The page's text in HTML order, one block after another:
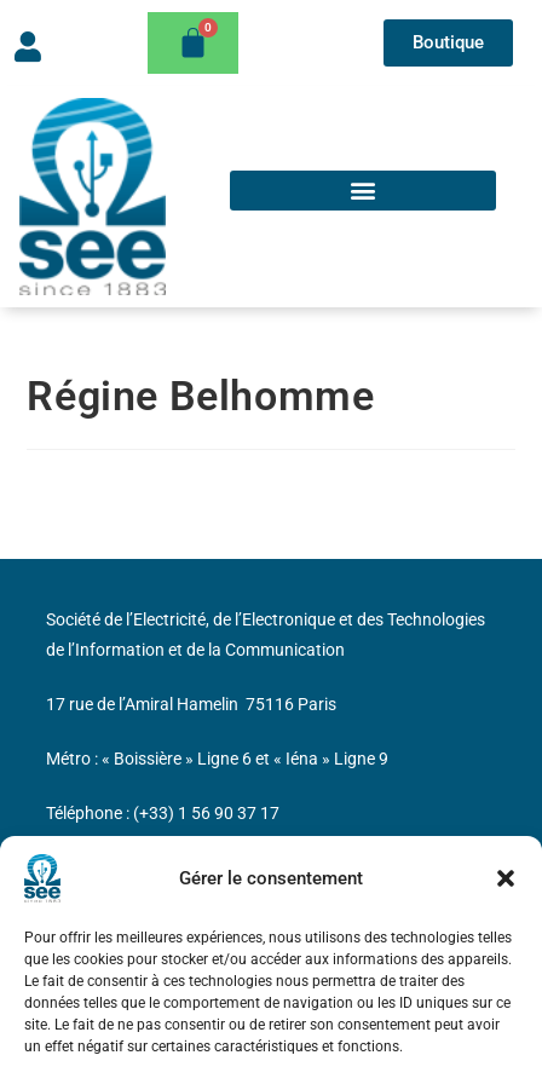
Gérer le consentement
Pour offrir les meilleures expériences, nous utilisons des technologies telles
que les cookies pour stocker et/ou accéder aux informations des appareils.
Le fait de consentir à ces technologies nous permettra de traiter des
données telles que le comportement de navigation ou les ID uniques sur ce
site. Le fait de ne pas consentir ou de retirer son consentement peut avoir
un effet négatif sur certaines caractéristiques et fonctions.
Boutique
Régine Belhomme
Bicentenaire des découvertes d’André-
Marie Ampère
Mentions légales
Société de l’Electricité, de l’Electronique et des Technologies
de l’Information et de la Communication
17 rue de l’Amiral Hamelin 75116 Paris
Métro : « Boissière » Ligne 6 et « Iéna » Ligne 9
Téléphone : (+33) 1 56 90 37 17
N° de SIREN : 785 393 232, Code APE : 9412Z TVA intra-
communautaire : FR44 785 393 232